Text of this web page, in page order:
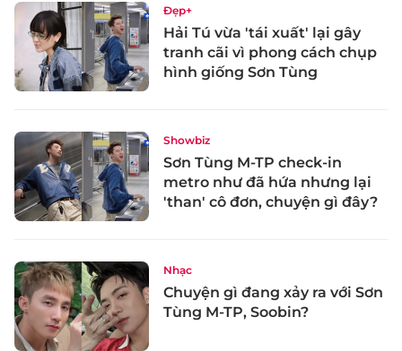
Đẹp+
Hải Tú vừa 'tái xuất' lại gây
tranh cãi vì phong cách chụp
hình giống Sơn Tùng
Showbiz
Sơn Tùng M-TP check-in
metro như đã hứa nhưng lại
'than' cô đơn, chuyện gì đây?
Nhạc
Chuyện gì đang xảy ra với Sơn
Tùng M-TP, Soobin?